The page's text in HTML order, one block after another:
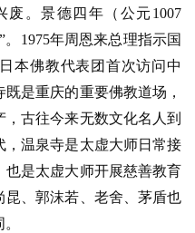
。景德四年（公元1007
1975年周恩来总理指示国
本佛教代表团首次访问中
是重庆的重要佛教道场，
古往今来无数文化名人到
，温泉寺是太虚大师日常接
是太虚大师开展慈善教育
、郭沫若、老舍、茅盾也